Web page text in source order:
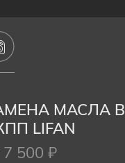
МАСЛА В
LIFAN
7 500 ₽